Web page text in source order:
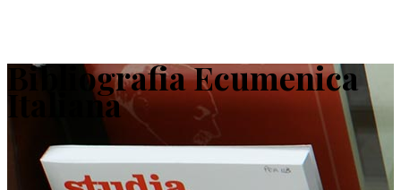
Bibliografia Ecumenica
Italiana